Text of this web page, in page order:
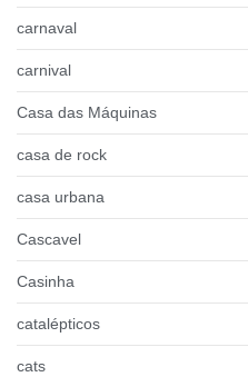
carnaval
carnival
Casa das Máquinas
casa de rock
casa urbana
Cascavel
Casinha
catalépticos
cats